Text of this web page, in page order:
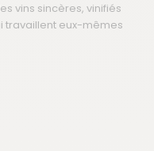
vins sincères, vinifiés
travaillent eux-mêmes